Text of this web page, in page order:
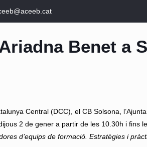
Benet a
Central (DCC), el CB Solsona,
2 de gener a partir de les 10.30h i fins
d’equips de formació. Estratègies i